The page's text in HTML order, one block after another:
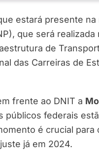
estará presente na
que será
de
das Carreiras de
frente ao DNIT a
públicos federais
é crucial
já em 2024.